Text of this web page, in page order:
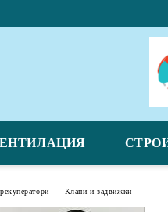
Клапи и задвижки